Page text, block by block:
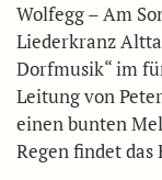
Wolfegg – Am
Liederkranz
Dorfmusik“ im
Leitung von
einen bunten
Regen findet